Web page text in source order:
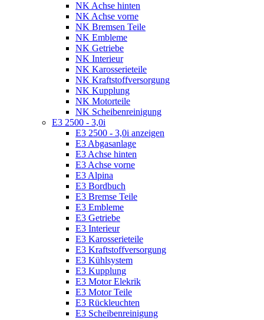
NK Achse hinten
NK Achse vorne
NK Bremsen Teile
NK Embleme
NK Getriebe
NK Interieur
NK Karosserieteile
NK Kraftstoffversorgung
NK Kupplung
NK Motorteile
NK Scheibenreinigung
E3 2500 - 3,0i
E3 2500 - 3,0i anzeigen
E3 Abgasanlage
E3 Achse hinten
E3 Achse vorne
E3 Alpina
E3 Bordbuch
E3 Bremse Teile
E3 Embleme
E3 Getriebe
E3 Interieur
E3 Karosserieteile
E3 Kraftstoffversorgung
E3 Kühlsystem
E3 Kupplung
E3 Motor Elekrik
E3 Motor Teile
E3 Rückleuchten
E3 Scheibenreinigung